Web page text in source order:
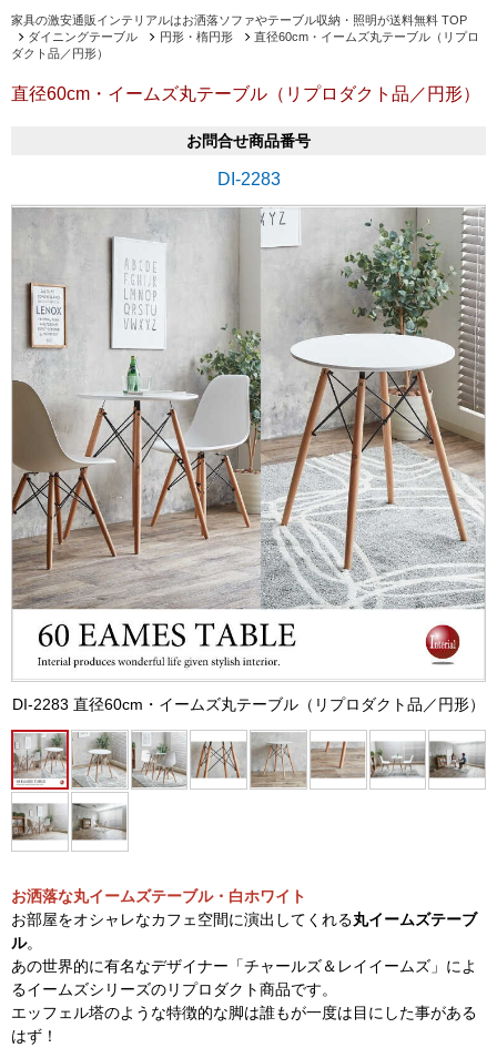
家具の激安通販インテリアルはお洒落ソファやテーブル収納・照明が送料無料 TOP
ダイニングテーブル
円形・楕円形
直径60cm・イームズ丸テーブル（リプロ
ダクト品／円形）
直径60cm・イームズ丸テーブル（リプロダクト品／円形）
お問合せ商品番号
DI-2283
DI-2283 直径60cm・イームズ丸テーブル（リプロダクト品／円形）
お洒落な丸イームズテーブル・白ホワイト
お部屋をオシャレなカフェ空間に演出してくれる丸イームズテーブ
ル。
あの世界的に有名なデザイナー「チャールズ＆レイイームズ」によ
るイームズシリーズのリプロダクト商品です。
エッフェル塔のような特徴的な脚は誰もが一度は目にした事がある
はず！